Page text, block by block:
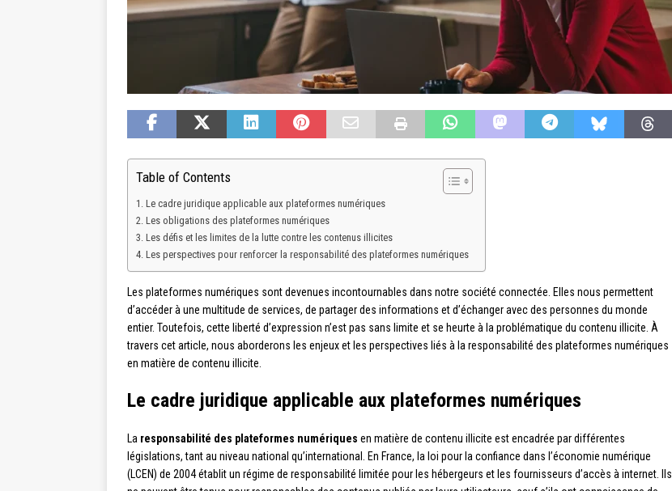
Table of Contents
Le cadre juridique applicable aux plateformes numériques
Les obligations des plateformes numériques
Les défis et les limites de la lutte contre les contenus illicites
Les perspectives pour renforcer la responsabilité des plateformes numériques
Les plateformes numériques sont devenues incontournables dans notre société connectée. Elles nous permettent
d’accéder à une multitude de services, de partager des informations et d’échanger avec des personnes du monde
entier. Toutefois, cette liberté d’expression n’est pas sans limite et se heurte à la problématique du contenu illicite. À
travers cet article, nous aborderons les enjeux et les perspectives liés à la responsabilité des plateformes numériques
en matière de contenu illicite.
Le cadre juridique applicable aux plateformes numériques
La responsabilité des plateformes numériques en matière de contenu illicite est encadrée par différentes
législations, tant au niveau national qu’international. En France, la loi pour la confiance dans l’économie numérique
(LCEN) de 2004 établit un régime de responsabilité limitée pour les hébergeurs et les fournisseurs d’accès à internet. Ils